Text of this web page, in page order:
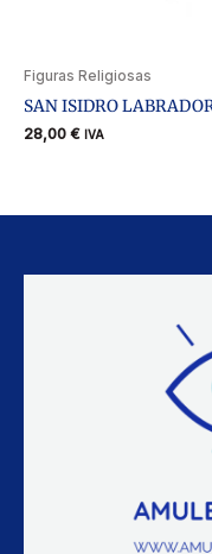
Figuras Religiosas
SAN ISIDRO
28,00 € IVA